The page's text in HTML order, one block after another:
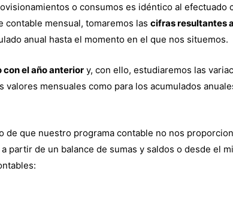
o consumos es idéntico al efectuado
contable mensual, tomaremos las cifras resultantes
anual hasta el momento en el que nos situemos.
el año anterior y, con ello, estudiaremos las
mensuales como para los acumulados
de que nuestro programa contable no nos
partir de un balance de sumas y saldos o desde el